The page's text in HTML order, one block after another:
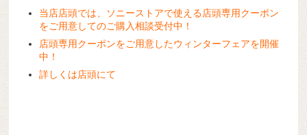
当店店頭では、ソニーストアで使える店頭専用クーポン
をご用意してのご購入相談受付中！
店頭専用クーポンをご用意したウィンターフェアを開催
中！
詳しくは店頭にて